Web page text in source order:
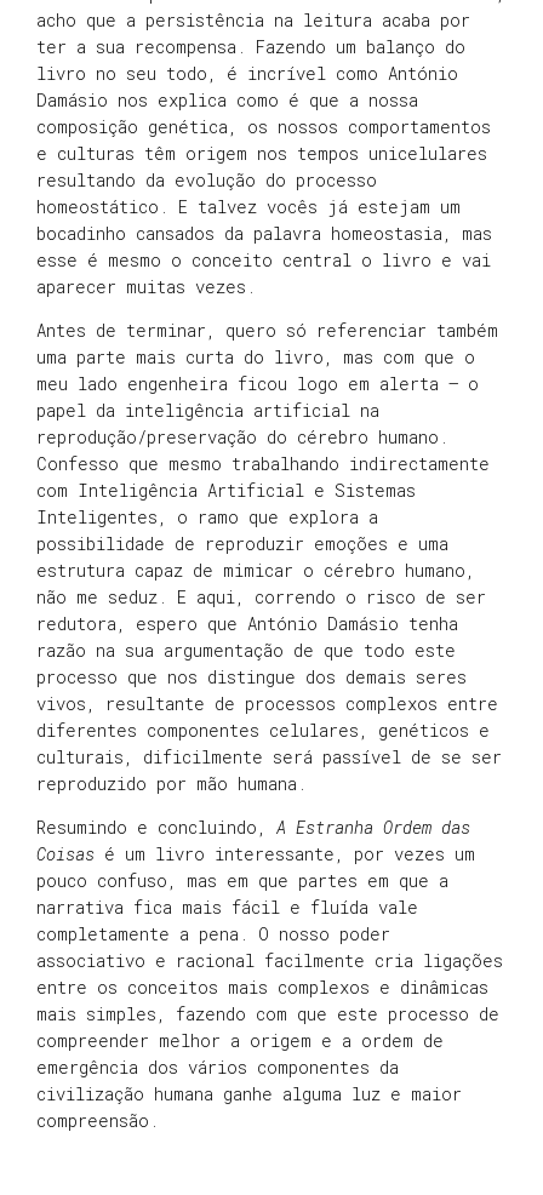
acho que a persistência na leitura acaba por
ter a sua recompensa. Fazendo um balanço do
livro no seu todo, é incrível como António
Damásio nos explica como é que a nossa
composição genética, os nossos comportamentos
e culturas têm origem nos tempos unicelulares
resultando da evolução do processo
homeostático. E talvez vocês já estejam um
bocadinho cansados da palavra homeostasia, mas
esse é mesmo o conceito central o livro e vai
aparecer muitas vezes.
Antes de terminar, quero só referenciar também
uma parte mais curta do livro, mas com que o
meu lado engenheira ficou logo em alerta – o
papel da inteligência artificial na
reprodução/preservação do cérebro humano.
Confesso que mesmo trabalhando indirectamente
com Inteligência Artificial e Sistemas
Inteligentes, o ramo que explora a
possibilidade de reproduzir emoções e uma
estrutura capaz de mimicar o cérebro humano,
não me seduz. E aqui, correndo o risco de ser
redutora, espero que António Damásio tenha
razão na sua argumentação de que todo este
processo que nos distingue dos demais seres
vivos, resultante de processos complexos entre
diferentes componentes celulares, genéticos e
culturais, dificilmente será passível de se ser
reproduzido por mão humana.
Resumindo e concluindo, A Estranha Ordem das
Coisas é um livro interessante, por vezes um
pouco confuso, mas em que partes em que a
narrativa fica mais fácil e fluída vale
completamente a pena. O nosso poder
associativo e racional facilmente cria ligações
entre os conceitos mais complexos e dinâmicas
mais simples, fazendo com que este processo de
compreender melhor a origem e a ordem de
emergência dos vários componentes da
civilização humana ganhe alguma luz e maior
compreensão.